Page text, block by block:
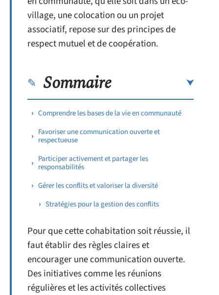
village, une colocation ou un projet
associatif, repose sur des principes de
respect mutuel et de coopération.
Sommaire
Comprendre les bases de la vie en communauté
Favoriser une communication ouverte et
respectueuse
Participer activement et partager les
responsabilités
Gérer les conflits et valoriser la diversité
Stratégies pour la gestion des conflits
Pour que cette cohabitation soit réussie, il
faut établir des règles claires et
encourager une communication ouverte.
Des initiatives comme les réunions
régulières et les activités collectives